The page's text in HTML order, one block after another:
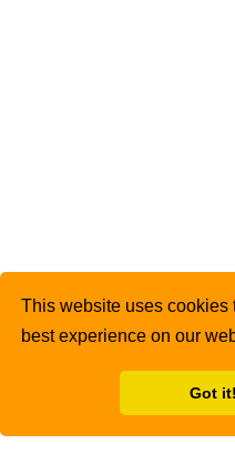
This website uses cookies
best experience on our
Got it!